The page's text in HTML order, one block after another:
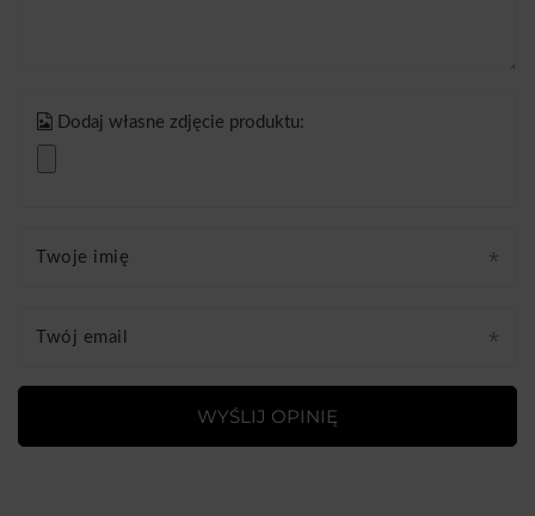
Dodaj własne zdjęcie produktu:
Twoje imię
Twój email
WYŚLIJ OPINIĘ